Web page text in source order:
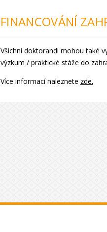
FINANCOVÁNÍ
Všichni doktorandi mohou také
výzkum / praktické stáže do
Více informací naleznete zde.